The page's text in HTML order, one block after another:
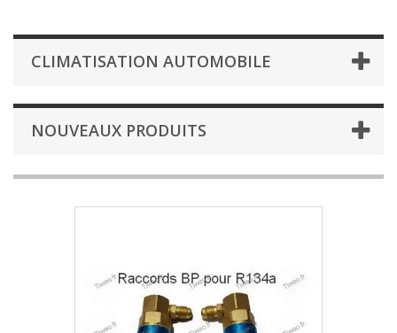
CLIMATISATION AUTOMOBILE
NOUVEAUX PRODUITS